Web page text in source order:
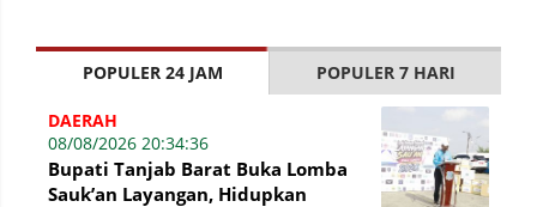
POPULER 24 JAM POPULER 7 HARI
DAERAH
08/08/2026 20:34:36
Bupati Tanjab Barat Buka Lomba
Sauk’an Layangan, Hidupkan